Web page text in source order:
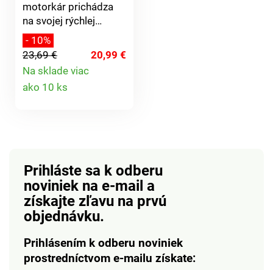
EU pre: 3Pagen
Versand und
Handelsges. mbH St.
Jöris Strasse 16 - 28
52477 Alsdorf
Nemecko
motorkár prichádza
na svojej rýchlej
motorke a priváža
lahodnú čokoládu
plnenú smotanovým
krémom. Drevená
motorka. 43g.
- 10%
23,69 €
20,99 €
Na sklade viac
ako 10 ks
Prihláste sa k odberu
noviniek na e-mail a
získajte zľavu na prvú
objednávku.
Prihlásením k odberu noviniek
prostredníctvom e-mailu získate: